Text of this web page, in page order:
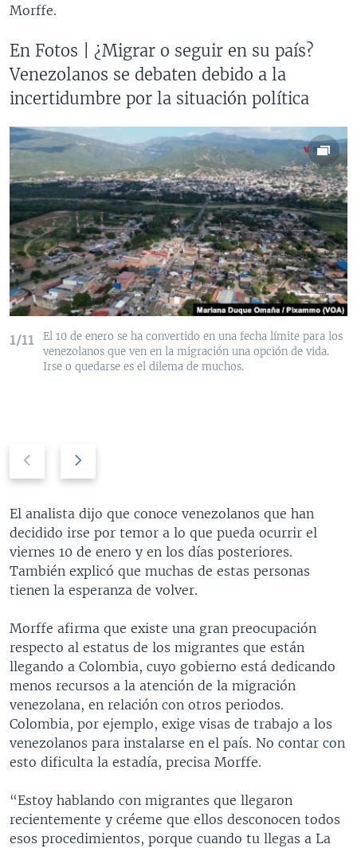
Morffe.
En Fotos | ¿Migrar o seguir en su país?
Venezolanos se debaten debido a la
incertidumbre por la situación política
1/11
El 10 de enero se ha convertido en una fecha límite para los
venezolanos que ven en la migración una opción de vida.
Irse o quedarse es el dilema de muchos.
v
i
o
u
s
l
i
d
e
t
s
l
i
d
El analista dijo que conoce venezolanos que han
decidido irse por temor a lo que pueda ocurrir el
viernes 10 de enero y en los días posteriores.
También explicó que muchas de estas personas
tienen la esperanza de volver.
Morffe afirma que existe una gran preocupación
respecto al estatus de los migrantes que están
llegando a Colombia, cuyo gobierno está dedicando
menos recursos a la atención de la migración
venezolana, en relación con otros periodos.
Colombia, por ejemplo, exige visas de trabajo a los
venezolanos para instalarse en el país. No contar con
esto dificulta la estadía, precisa Morffe.
“Estoy hablando con migrantes que llegaron
recientemente y créeme que ellos desconocen todos
esos procedimientos, porque cuando tu llegas a La